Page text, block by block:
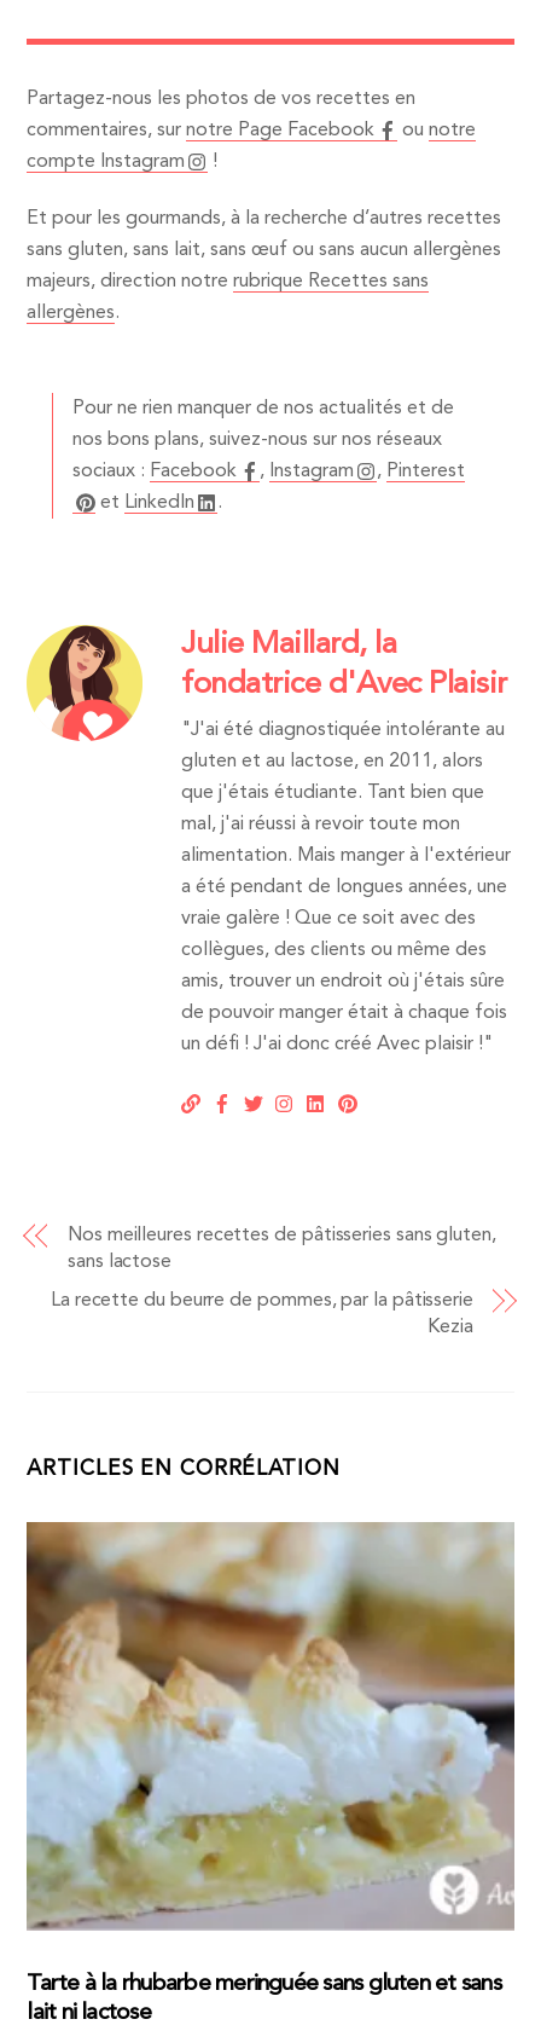
Partagez-nous les photos de vos recettes en
commentaires, surnotre Page Facebook ounotre
compte Instagram
!
Et pour les gourmands, à la recherche d’autres recettes
sans gluten, sans lait, sans œuf ou sans aucun allergènes
majeurs, direction notrerubrique Recettes sans
allergènes.
Pour ne rien manquer de nos actualités et de
nos bons plans, suivez-nous sur nos réseaux
sociaux : Facebook , Instagram , Pinterest
et LinkedIn .
Julie Maillard, la
fondatrice d'Avec Plaisir
"J'ai été diagnostiquée intolérante au
gluten et au lactose, en 2011, alors
que j'étais étudiante. Tant bien que
mal, j'ai réussi à revoir toute mon
alimentation. Mais manger à l'extérieur
a été pendant de longues années, une
vraie galère ! Que ce soit avec des
collègues, des clients ou même des
amis, trouver un endroit où j'étais sûre
de pouvoir manger était à chaque fois
un défi ! J'ai donc créé Avec plaisir !"
Nos meilleures recettes de pâtisseries sans gluten,
sans lactose
La recette du beurre de pommes, par la pâtisserie
Kezia
ARTICLES EN CORRÉLATION
Tarte à la rhubarbe meringuée sans gluten et sans
lait ni lactose